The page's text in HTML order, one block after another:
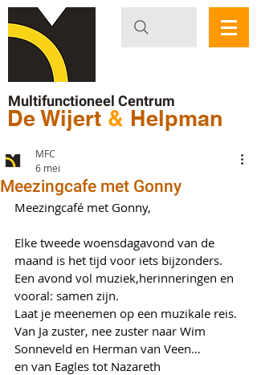
Multifunctioneel Centrum
De Wijert & Helpman
Meezingcafe met Gonny
MFC
6 mei
Meezingcafé met Gonny,
Elke tweede woensdagavond van de
maand is het tijd voor iets bijzonders.
Een avond vol muziek,herinneringen en
vooral: samen zijn.
Laat je meenemen op een muzikale reis.
Van Ja zuster, nee zuster naar Wim
Sonneveld en Herman van Veen…
en van Eagles tot Nazareth